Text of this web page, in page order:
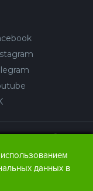
для
данных в